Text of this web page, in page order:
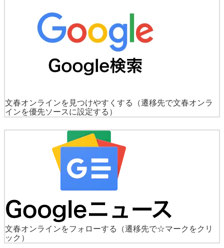
文春オンラインを見つけやすくする
（遷移先で文春オンラ
インを優先ソースに設定する）
文春オンラインをフォローする
（遷移先で☆マークをクリ
ック）